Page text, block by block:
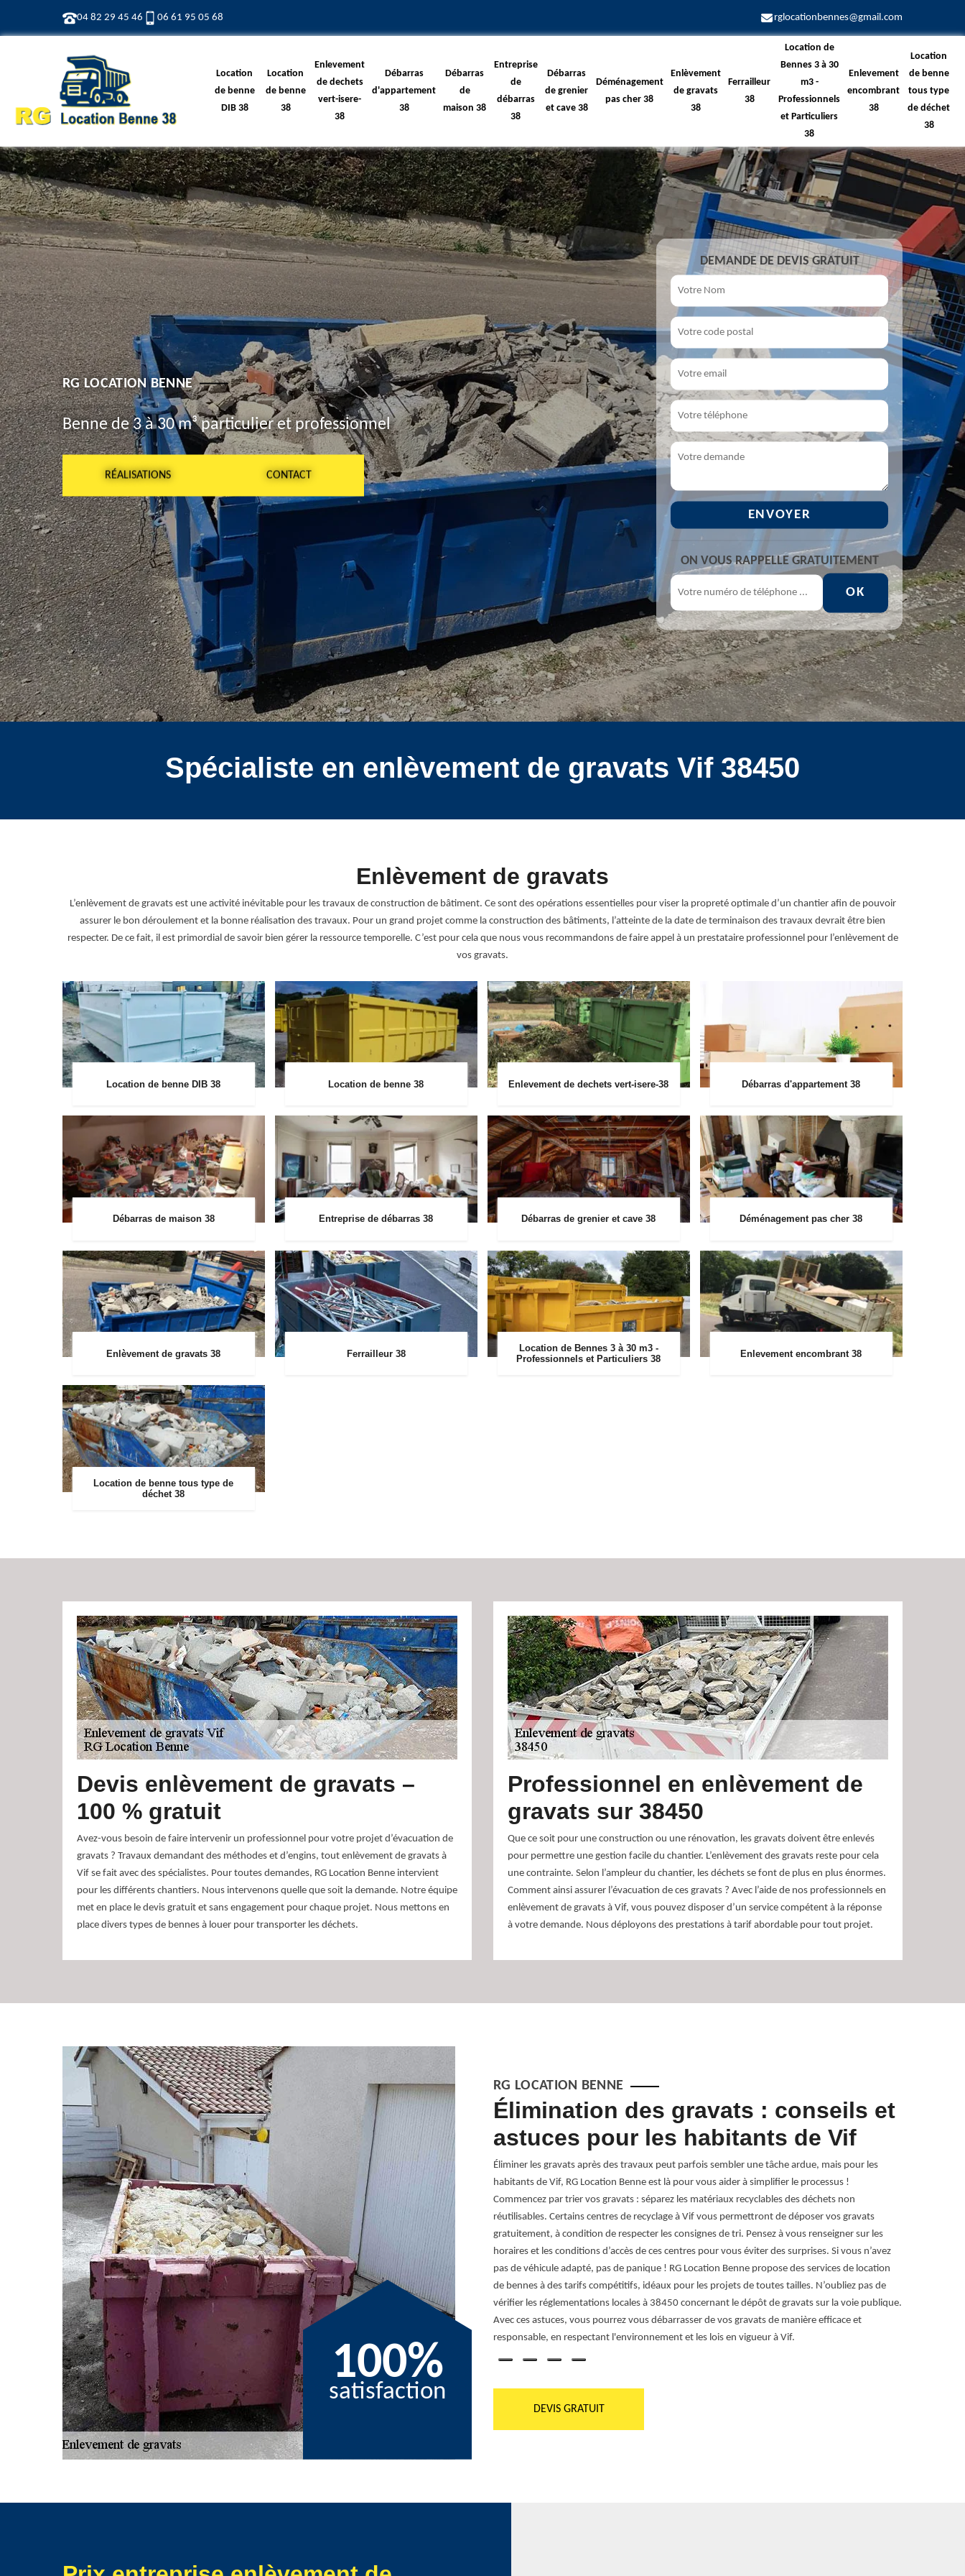
04 82 29 45 46 06 61 95 05 68 rglocationbennes@gmail.com
Location
de benne
DIB 38
Location
de benne
38
Enlevement
de dechets
vert-isere-
38
Débarras
d'appartement
38
Débarras
de
maison 38
Entreprise
de
débarras
38
Débarras
de grenier
et cave 38
Déménagement
pas cher 38
Enlèvement
de gravats
38
Ferrailleur
38
Location de
Bennes 3 à 30
m3 -
Professionnels
et Particuliers
38
Enlevement
encombrant
38
Location
de benne
tous type
de déchet
38
RG LOCATION BENNE
Benne de 3 à 30 m³ particulier et professionnel
RÉALISATIONS CONTACT
DEMANDE DE DEVIS GRATUIT
ON VOUS RAPPELLE GRATUITEMENT
Spécialiste en enlèvement de gravats Vif 38450
Enlèvement de gravats
L’enlèvement de gravats est une activité inévitable pour les travaux de construction de bâtiment. Ce sont des opérations essentielles pour viser la propreté optimale d’un chantier afin de pouvoir
assurer le bon déroulement et la bonne réalisation des travaux. Pour un grand projet comme la construction des bâtiments, l’atteinte de la date de terminaison des travaux devrait être bien
respecter. De ce fait, il est primordial de savoir bien gérer la ressource temporelle. C’est pour cela que nous vous recommandons de faire appel à un prestataire professionnel pour l’enlèvement de
vos gravats.
Location de benne DIB 38 Location de benne 38 Enlevement de dechets vert-isere-38 Débarras d'appartement 38
Débarras de maison 38 Entreprise de débarras 38 Débarras de grenier et cave 38 Déménagement pas cher 38
Enlèvement de gravats 38 Ferrailleur 38
Location de Bennes 3 à 30 m3 -
Professionnels et Particuliers 38
Enlevement encombrant 38
Location de benne tous type de
déchet 38
Devis enlèvement de gravats –
100 % gratuit
Avez-vous besoin de faire intervenir un professionnel pour votre projet d’évacuation de
gravats ? Travaux demandant des méthodes et d’engins, tout enlèvement de gravats à
Vif se fait avec des spécialistes. Pour toutes demandes, RG Location Benne intervient
pour les différents chantiers. Nous intervenons quelle que soit la demande. Notre équipe
met en place le devis gratuit et sans engagement pour chaque projet. Nous mettons en
place divers types de bennes à louer pour transporter les déchets.
Professionnel en enlèvement de
gravats sur 38450
Que ce soit pour une construction ou une rénovation, les gravats doivent être enlevés
pour permettre une gestion facile du chantier. L’enlèvement des gravats reste pour cela
une contrainte. Selon l’ampleur du chantier, les déchets se font de plus en plus énormes.
Comment ainsi assurer l’évacuation de ces gravats ? Avec l’aide de nos professionnels en
enlèvement de gravats à Vif, vous pouvez disposer d’un service compétent à la réponse
à votre demande. Nous déployons des prestations à tarif abordable pour tout projet.
100%
satisfaction
RG LOCATION BENNE
Se débarrasser des gravats
Les gravats peuvent être remis par vos soins à la déchetterie dans la limite d’un volume
considérable (3m3). Selon la taille de votre chantier, vous pouvez réaliser une location de
bennes à gravats. Pour de plus petit chantier, vous pouvez facilement récupérer les résidus
dans des sacs à gravats afin de pourvoir leur évacuation via un camion. Entreprise
d’enlèvement de gravats à Vif, notre équipe RG Location Benne propose des travaux
compétents. Nous pouvons engager de simples services de transports ou même l’évacuation
des gravats.
Élimination des gravats : conseils et
astuces pour les habitants de Vif
Éliminer les gravats après des travaux peut parfois sembler une tâche ardue, mais pour les
habitants de Vif, RG Location Benne est là pour vous aider à simplifier le processus !
Commencez par trier vos gravats : séparez les matériaux recyclables des déchets non
réutilisables. Certains centres de recyclage à Vif vous permettront de déposer vos gravats
gratuitement, à condition de respecter les consignes de tri. Pensez à vous renseigner sur les
horaires et les conditions d’accès de ces centres pour vous éviter des surprises. Si vous n’avez
pas de véhicule adapté, pas de panique ! RG Location Benne propose des services de location
de bennes à des tarifs compétitifs, idéaux pour les projets de toutes tailles. N’oubliez pas de
vérifier les réglementations locales à 38450 concernant le dépôt de gravats sur la voie publique.
Avec ces astuces, vous pourrez vous débarrasser de vos gravats de manière efficace et
responsable, en respectant l'environnement et les lois en vigueur à Vif.
DEVIS GRATUIT